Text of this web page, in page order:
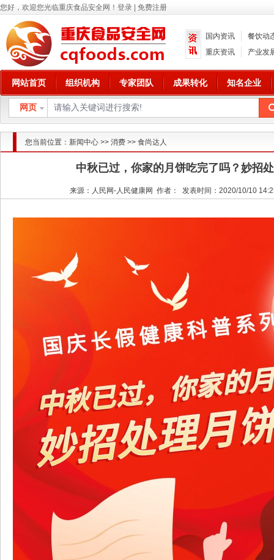
您好，欢迎您光临重庆食品安全网！ 登录 免费注册
国内资讯
餐饮动
重庆资讯
产业发
网站首页 组织机构 专家团队 成果转化 知名企业
网页
您当前位置： 新闻中心 >> 消费 >> 食尚达人
中秋已过，你家的月饼吃完了吗？妙招
来源：人民网-人民健康网 作者： 发表时间：2020/10/10